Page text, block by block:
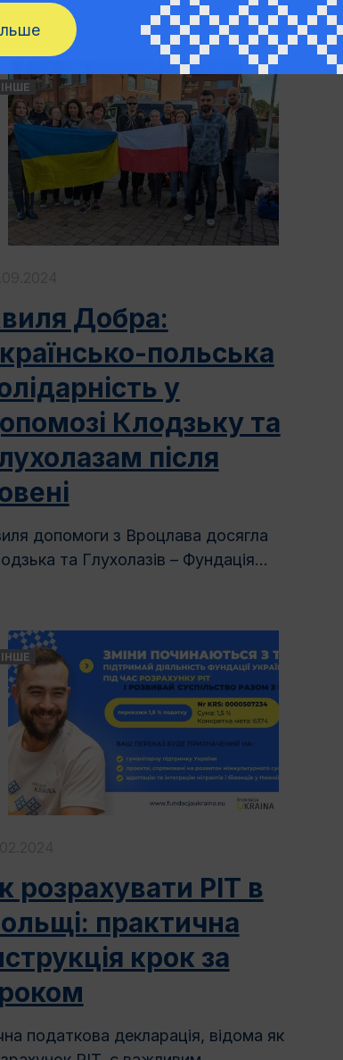
ІНШЕ
Добра:
польська
у
Клодзьку та
після
допомоги з Вроцлава досягла
та Глухолазів – Фундація...
ІНШЕ
розрахувати PIT в
практична
крок за
податкова декларація, відома як